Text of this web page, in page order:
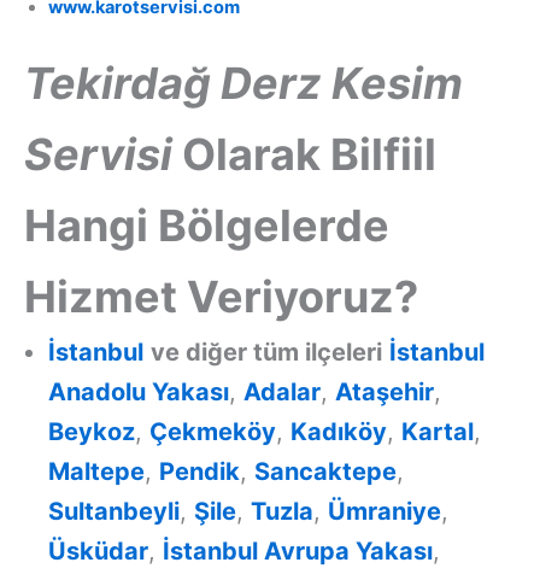
www.karotservisi.com
Tekirdağ Derz Kesim
ServisiOlarak Bilfiil
Hangi Bölgelerde
Hizmet Veriyoruz?
İstanbul ve diğer tüm ilçeleri İstanbul
Anadolu Yakası, Adalar, Ataşehir,
Beykoz, Çekmeköy, Kadıköy, Kartal,
Maltepe, Pendik, Sancaktepe,
Sultanbeyli, Şile, Tuzla, Ümraniye,
Üsküdar, İstanbul Avrupa Yakası,